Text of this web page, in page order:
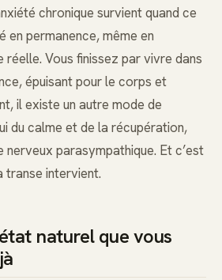
chronique survient quand ce
en permanence, même en
réelle. Vous finissez par vivre dans
épuisant pour le corps et
il existe un autre mode de
du calme et de la récupération,
parasympathique. Et c’est
transe intervient.
naturel que vous